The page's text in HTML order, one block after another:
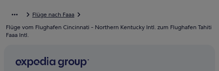
Luxus in Papeete
Business in Papeete
Hotels mit Yoga in Papeete
Flüge nach Faaa
Flüge vom Flughafen Cincinnati - Northern Kentucky Intl. zum Flughafen Tahiti
Faaa Intl.